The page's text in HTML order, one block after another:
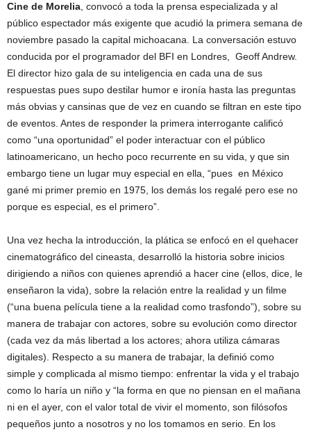
Cine de Morelia, convocó a toda la prensa especializada y al
público espectador más exigente que acudió la primera semana de
noviembre pasado la capital michoacana. La conversación estuvo
conducida por el programador del BFI en Londres, Geoff Andrew.
El director hizo gala de su inteligencia en cada una de sus
respuestas pues supo destilar humor e ironía hasta las preguntas
más obvias y cansinas que de vez en cuando se filtran en este tipo
de eventos. Antes de responder la primera interrogante calificó
como “una oportunidad” el poder interactuar con el público
latinoamericano, un hecho poco recurrente en su vida, y que sin
embargo tiene un lugar muy especial en ella, “pues en México
gané mi primer premio en 1975, los demás los regalé pero ese no
porque es especial, es el primero”.
Una vez hecha la introducción, la plática se enfocó en el quehacer
cinematográfico del cineasta, desarrolló la historia sobre inicios
dirigiendo a niños con quienes aprendió a hacer cine (ellos, dice, le
enseñaron la vida), sobre la relación entre la realidad y un filme
(“una buena película tiene a la realidad como trasfondo”), sobre su
manera de trabajar con actores, sobre su evolución como director
(cada vez da más libertad a los actores; ahora utiliza cámaras
digitales). Respecto a su manera de trabajar, la definió como
simple y complicada al mismo tiempo: enfrentar la vida y el trabajo
como lo haría un niño y “la forma en que no piensan en el mañana
ni en el ayer, con el valor total de vivir el momento, son filósofos
pequeños junto a nosotros y no los tomamos en serio. En los